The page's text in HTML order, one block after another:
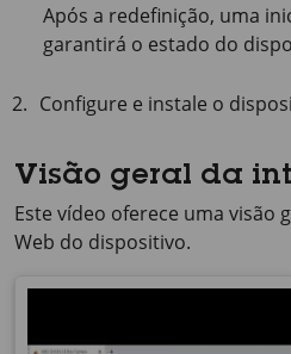
Após a redefinição, uma
garantirá o estado do
Configure e instale o
Visão geral da
Este vídeo oferece uma visão
Web do dispositivo.